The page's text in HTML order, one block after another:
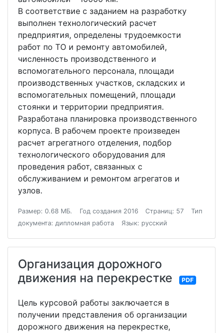
В соответствие с заданием на разработку
выполнен технологический расчет
предприятия, определены трудоемкости
работ по ТО и ремонту автомобилей,
численность производственного и
вспомогательного персонала, площади
производственных участков, складских и
вспомогательных помещений, площади
стоянки и территории предприятия.
Разработана планировка производственного
корпуса. В рабочем проекте произведен
расчет агрегатного отделения, подбор
технологического оборудования для
проведения работ, связанных с
обслуживанием и ремонтом агрегатов и
узлов.
Размер: 0.68 МБ. Год создания 2016 Страниц: 57
Тип
документа: дипломная работа
Язык: русский
Организация дорожного
движения на перекрестке
PDF
Цель курсовой работы заключается в
получении представления об организации
дорожного движения на перекрестке,